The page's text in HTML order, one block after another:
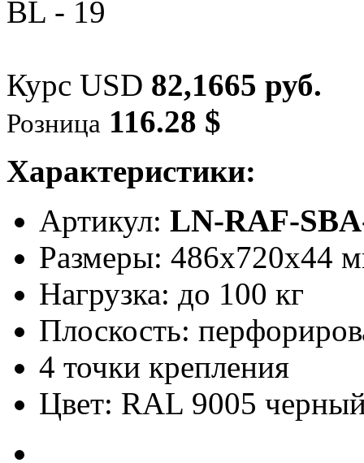
Курс USD 82,1665 руб.
Розница 116.28 $
Характеристики:
Артикул: LN-RAF-
Размеры: 486x720x44
Нагрузка: до 100 кг
Плоскость:
4 точки крепления
Цвет: RAL 9005